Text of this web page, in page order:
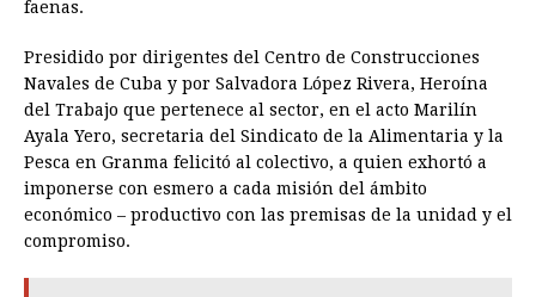
faenas.
Presidido por dirigentes del Centro de Construcciones
Navales de Cuba y por Salvadora López Rivera, Heroína
del Trabajo que pertenece al sector, en el acto Marilín
Ayala Yero, secretaria del Sindicato de la Alimentaria y la
Pesca en Granma felicitó al colectivo, a quien exhortó a
imponerse con esmero a cada misión del ámbito
económico – productivo con las premisas de la unidad y el
compromiso.